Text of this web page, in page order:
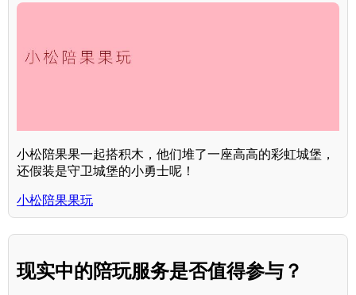
小松陪果果一起搭积木，他们堆了一座高高的彩虹城堡，
还假装是守卫城堡的小勇士呢！
小松陪果果玩
现实中的陪玩服务是否值得参与？